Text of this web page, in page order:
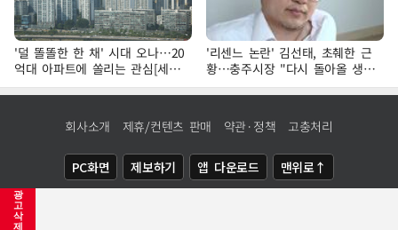
광
고
삭
제
'덜 똘똘한 한 채' 시대 오나…20
억대 아파트에 쏠리는 관심[세제
개편, 그 이후②]
'리센느 논란' 김선태, 초췌한 근
황…충주시장 "다시 돌아올 생
각?"
회사소개 제휴/컨텐츠 판매 약관·정책 고충처리
PC화면 제보하기 앱 다운로드 맨위로↑